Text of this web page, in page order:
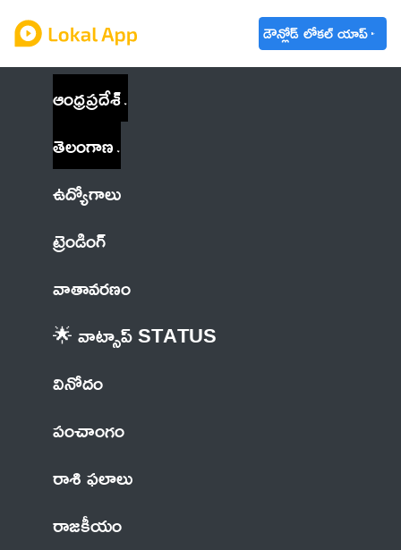
డౌన్లోడ్ లోకల్ యాప్
ఆంధ్రప్రదేశ్
తెలంగాణ
ఉద్యోగాలు
ట్రెండింగ్
వాతావరణం
🌟 వాట్సాప్ STATUS
వినోదం
పంచాంగం
రాశి ఫలాలు
రాజకీయం